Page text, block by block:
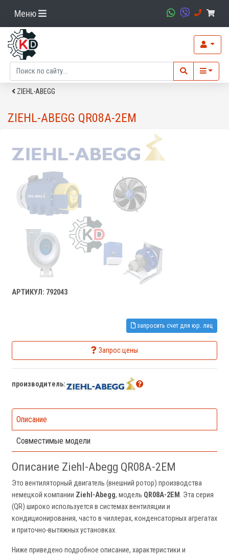
Меню
ZIEHL-ABEGG
ZIEHL-ABEGG QR08A-2EM
АРТИКУЛ: 792043
запросить счет для юр. лиц
Запрос цены
производитель:
Описание
Совместимые модели
Описание Ziehl-Abegg QR08A-2EM
Это вентиляторный двигатель (внешний ротор) производства
немецкой компании Ziehl-Abegg, модель QR08A-2EM . Эта серия
(QR) широко используется в системах вентиляции и
кондиционирования, часто в чиллерах, конденсаторных агрегатах
и приточно-вытяжных установках.
Ниже приведено подробное описание, характеристики и